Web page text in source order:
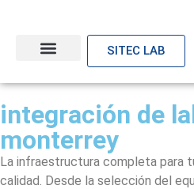
SITEC LAB
integración de
monterrey
La infraestructura completa para
calidad. Desde la selección del